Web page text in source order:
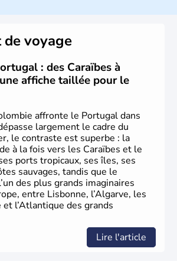
la capitale. C'est en 1810, que
s'établit à Bogotà, suivi en 1813
de l'indépendance. la Colombie est
1830.
de voyage
: des Caraïbes à
affiche taillée pour le
affronte le Portugal dans
largement le cadre du
le contraste est superbe : la
à la fois vers les Caraïbes et le
ports tropicaux, ses îles, ses
sauvages, tandis que le
des plus grands imaginaires
entre Lisbonne, l’Algarve, les
l’Atlantique des grands
Lire l'article